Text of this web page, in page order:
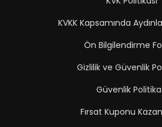
KVKK Kapsamında
Ön Bilgilendirme
Gizlilik ve Güvenlik
Güvenlik
Fırsat Kuponu